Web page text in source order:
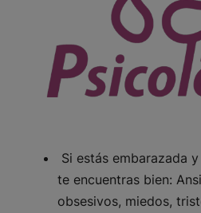
Si estás embarazada
te encuentras bien:
obsesivos, miedos,